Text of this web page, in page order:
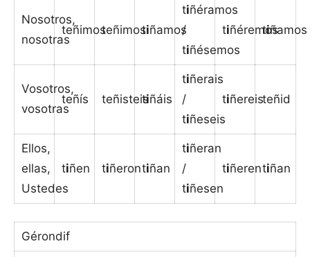
Nosotros,
nosotras
teñimosteñimos
tiñamos
tiñéramos
/
tiñésemos
tiñéremos
tiñamos
Vosotros,
vosotras
teñís teñisteis
tiñáis
tiñerais
/
tiñeseis
tiñereisteñid
Ellos,
ellas,
Ustedes
tiñen tiñerontiñan
tiñeran
/
tiñesen
tiñerentiñan
Gérondif